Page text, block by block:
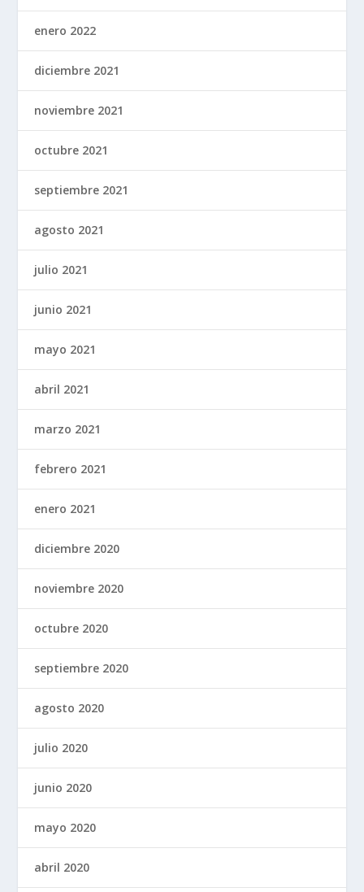
enero 2022
diciembre 2021
noviembre 2021
octubre 2021
septiembre 2021
agosto 2021
julio 2021
junio 2021
mayo 2021
abril 2021
marzo 2021
febrero 2021
enero 2021
diciembre 2020
noviembre 2020
octubre 2020
septiembre 2020
agosto 2020
julio 2020
junio 2020
mayo 2020
abril 2020